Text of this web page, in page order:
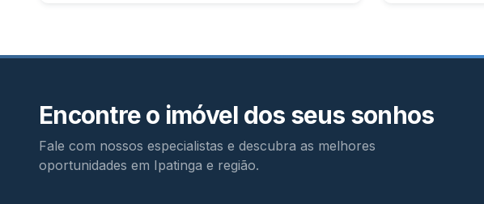
Encontre o imóvel dos seus sonhos
Fale com nossos especialistas e descubra as melhores
oportunidades em Ipatinga e região.